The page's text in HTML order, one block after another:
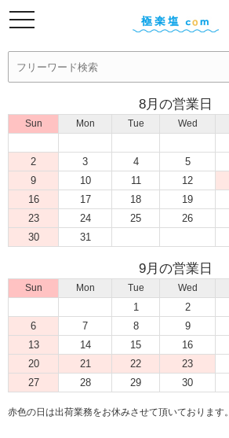
8月の営業日
Sun Mon Tue Wed
2
3 4 5
9
10 11 12
16
17 18 19
23
24 25 26
30
31
9月の営業日
Sun Mon Tue Wed
1 2
6
7 8 9
13
14 15 16
20
21 22 23
27
28 29 30
赤色の日は出荷業務をお休みさせて頂いております。